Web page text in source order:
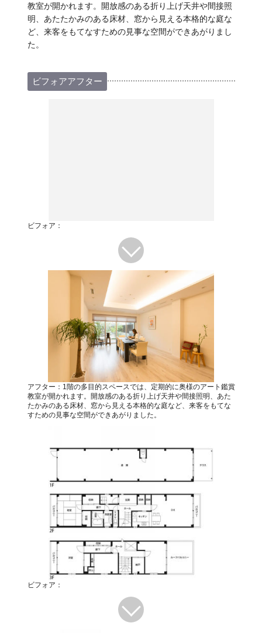
教室が開かれます。開放感のある折り上げ天井や間接照
明、あたたかみのある床材、窓から見える本格的な庭な
ど、来客をもてなすための見事な空間ができあがりまし
た。
ビフォアアフター
ビフォア：
アフター：1階の多目的スペースでは、定期的に奥様のアート鑑賞
教室が開かれます。開放感のある折り上げ天井や間接照明、あた
たかみのある床材、窓から見える本格的な庭など、来客をもてな
すための見事な空間ができあがりました。
ビフォア：